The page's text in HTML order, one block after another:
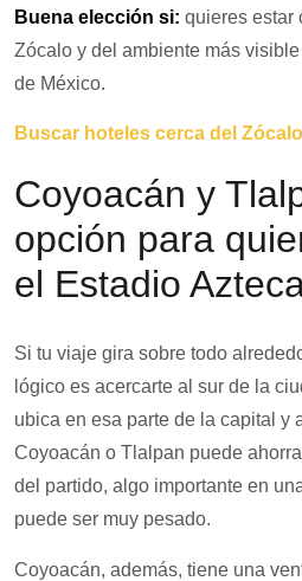
Buena elección si: quieres estar
Zócalo y del ambiente más
de México.
Buscar hoteles cerca del
Coyoacán y
opción para
el Estadio
Si tu viaje gira sobre todo
lógico es acercarte al sur de la
ubica en esa parte de la capital y
Coyoacán o Tlalpan puede
del partido, algo importante en
puede ser muy pesado.
Coyoacán, además, tiene una